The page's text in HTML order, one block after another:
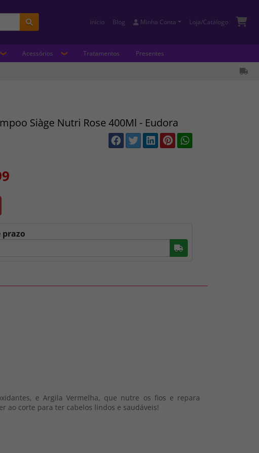
Início Blog Minha Conta Loja/Catálogo
Acessórios Tratamentos Presentes
Siàge Nutri Rose 400Ml - Eudora
prazo
Buscar
e Argila Vermelha, que nutre os fios e repara
ao corte para ter cabelos lindos e saudáveis!